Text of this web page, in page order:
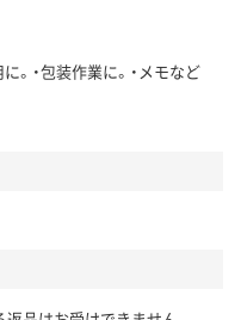
。・包装作業に。・メモなど